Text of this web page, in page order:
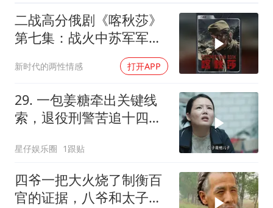
二战高分俄剧《喀秋莎》
第七集：战火中苏军军犬
新时代的两性情感 打开APP
29. 一包姜糖牵出关键线
索，退役刑警苦追十四年
星仔娱乐圈 1跟贴
四爷一把大火烧了制衡百
官的证据，八爷和太子有